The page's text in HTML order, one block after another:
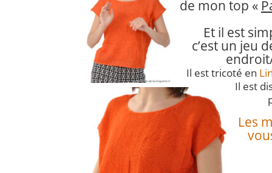
de mon top «
Et il est
c’est un jeu
Il est tricoté en
Il est
Les